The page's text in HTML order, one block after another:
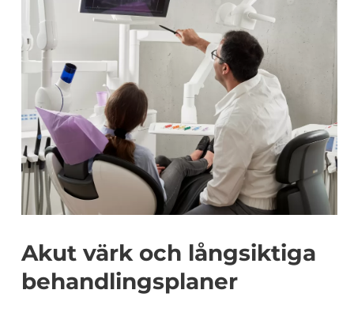
Akut värk och långsiktiga
behandlingsplaner